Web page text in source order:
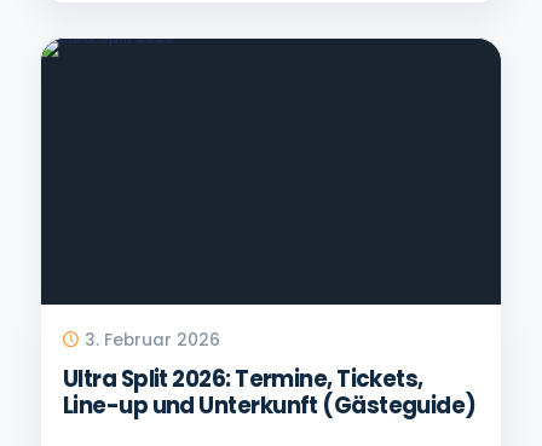
3. Februar 2026
Ultra Split 2026: Termine, Tickets,
Line-up und Unterkunft (Gästeguide)